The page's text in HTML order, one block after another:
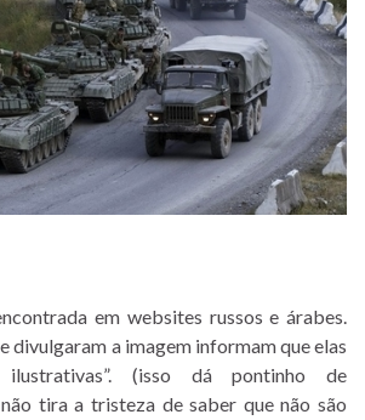
em websites russos e árabes.
divulgaram a imagem informam que elas
ilustrativas”. (isso dá pontinho de
tira a tristeza de saber que não são